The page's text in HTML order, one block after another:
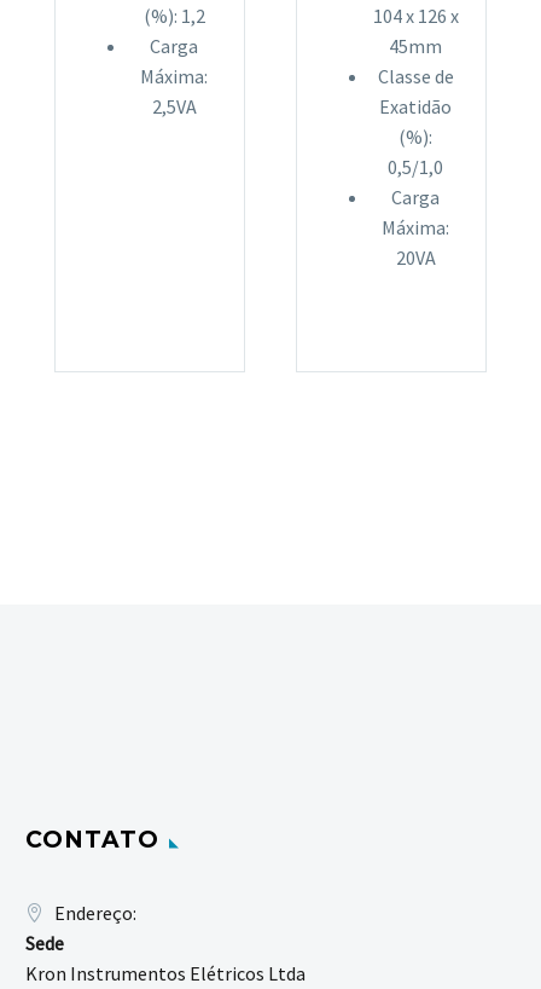
(%): 1,2
Carga
Máxima:
2,5VA
104 x 126 x
45mm
Classe de
Exatidão
(%):
0,5/1,0
Carga
Máxima:
20VA
CONTATO
Endereço:
Sede
Kron Instrumentos Elétricos Ltda